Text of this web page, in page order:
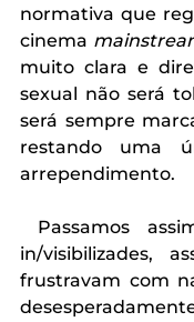
normativa que
cinema
muito clara e
sexual não será
será sempre
restando uma
arrependimento.
Passamos
in/visibilizades,
frustravam com